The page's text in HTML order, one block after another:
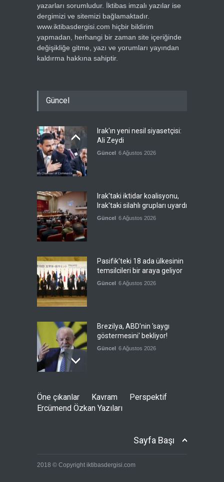
yazarları sorumludur. İktibas imzalı yazılar ise
dergimizi ve sitemizi bağlamaktadır.
www.iktibasdergisi.com hiçbir bildirim
yapmadan, herhangi bir zaman site içeriğinde
değişikliğe gitme, yazı ve yorumları yayından
kaldırma hakkına sahiptir.
Güncel
Irak'ın yeni nesil siyasetçisi:
Ali Zeydi
Güncel 6 Ağustos 2026
Irak'taki iktidar koalisyonu,
Irak'taki silahlı grupları uyardı
Güncel 6 Ağustos 2026
Pasifik'teki 18 ada ülkesinin
temsilcileri bir araya geliyor
Güncel 6 Ağustos 2026
Brezilya, ABD'nin 'saygı
göstermesini' bekliyor!
Güncel 6 Ağustos 2026
Japonya, nükleer silah
karşıtlığını teyid etmedi
toplantısını Fas'ta yaptı
Öne çıkanlar Kavram
Perspektif
Ercümend Özkan Yazıları
Sayfa Başı
2018 © Copyright iktibasdergisi.com